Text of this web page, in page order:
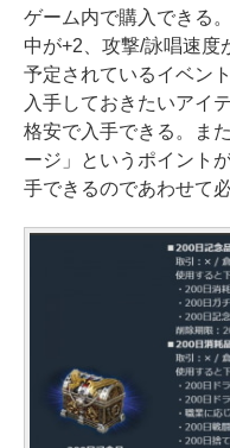
ゲーム内で購入できる
中が+2、攻撃/詠唱速度
予定されているイベン
入手しておきたいアイ
格安で入手できる。ま
ージ」というポイント
手できるのであわせて